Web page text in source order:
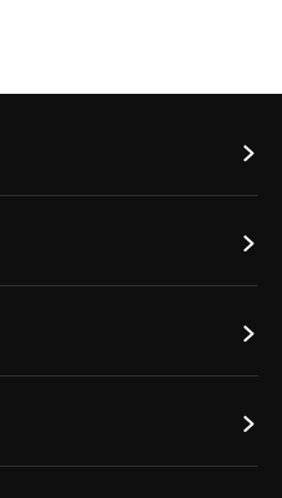



